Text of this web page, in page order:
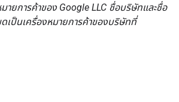
ายการค้าของ Google LLC ชื่อบริษัทและชื่อ
ป็นเครื่องหมายการค้าของบริษัทที่